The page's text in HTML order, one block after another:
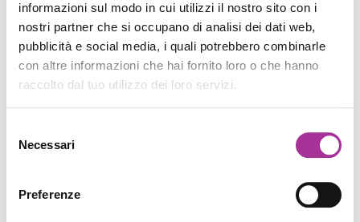
informazioni sul modo in cui utilizzi il nostro sito con i
nostri partner che si occupano di analisi dei dati web,
pubblicità e social media, i quali potrebbero combinarle
con altre informazioni che hai fornito loro o che hanno
raccolto dal tuo utilizzo dei loro servizi.
delNecessari
Preferenze